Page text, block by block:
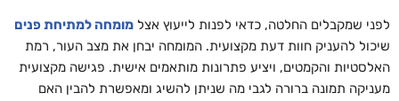
לפני שמקבלים החלטה, כדאי לפנות לייעוץ אצל מומחה למתיחת פנים
שיכול להעניק חוות דעת מקצועית. המומחה יבחן את מצב העור, רמת
האלסטיות והקמטים, ויציע פתרונות מותאמים אישית. פגישה מקצועית
מעניקה תמונה ברורה לגבי מה שניתן להשיג ומאפשרת להבין האם